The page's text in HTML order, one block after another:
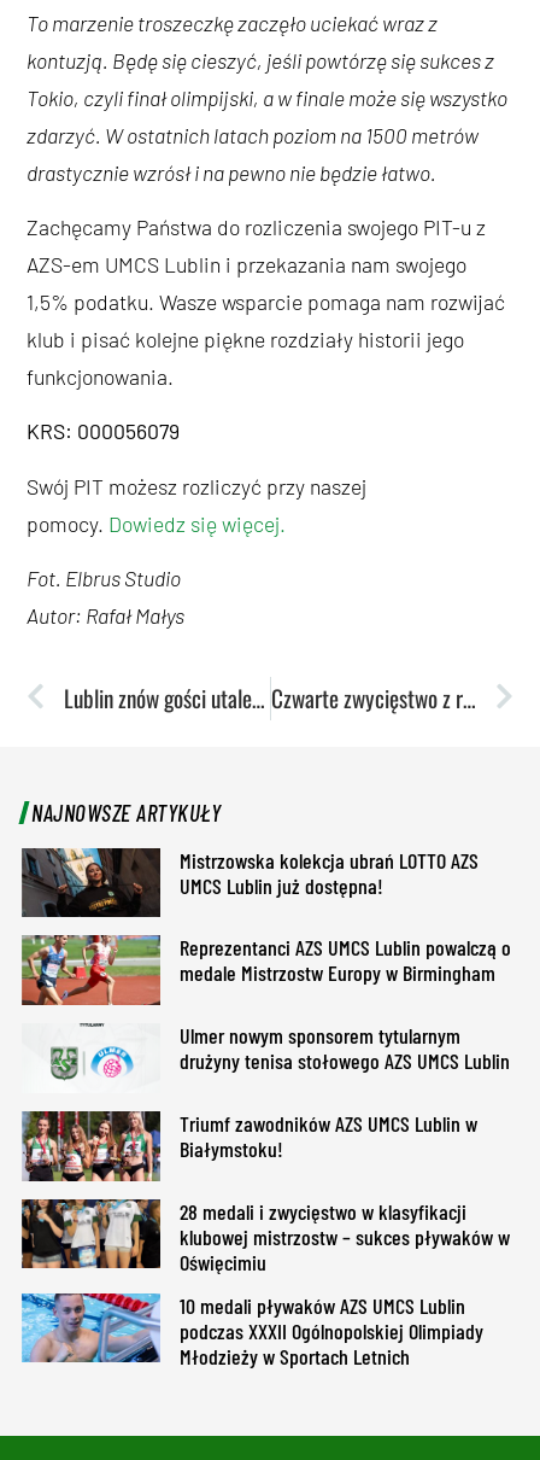
To marzenie troszeczkę zaczęło uciekać wraz z
kontuzją. Będę się cieszyć, jeśli powtórzę się sukces z
Tokio, czyli finał olimpijski, a w finale może się wszystko
zdarzyć. W ostatnich latach poziom na 1500 metrów
drastycznie wzrósł i na pewno nie będzie łatwo.
Zachęcamy Państwa do rozliczenia swojego PIT-u z
AZS-em UMCS Lublin i przekazania nam swojego
1,5% podatku. Wasze wsparcie pomaga nam rozwijać
klub i pisać kolejne piękne rozdziały historii jego
funkcjonowania.
KRS: 000056079
Swój PIT możesz rozliczyć przy naszej
pomocy. Dowiedz się więcej.
Fot. Elbrus Studio
Autor: Rafał Małys
Lublin znów gości utalentowane koszykarki. Ruszają półfinały mistrzostw Polski U17 Czwarte zwycięstwo z rzędu tenisistek stołowych
NAJNOWSZE ARTYKUŁY
Mistrzowska kolekcja ubrań LOTTO AZS
UMCS Lublin już dostępna!
Reprezentanci AZS UMCS Lublin powalczą o
medale Mistrzostw Europy w Birmingham
Ulmer nowym sponsorem tytularnym
drużyny tenisa stołowego AZS UMCS Lublin
Triumf zawodników AZS UMCS Lublin w
Białymstoku!
28 medali i zwycięstwo w klasyfikacji
klubowej mistrzostw – sukces pływaków w
Oświęcimiu
10 medali pływaków AZS UMCS Lublin
podczas XXXII Ogólnopolskiej Olimpiady
Młodzieży w Sportach Letnich